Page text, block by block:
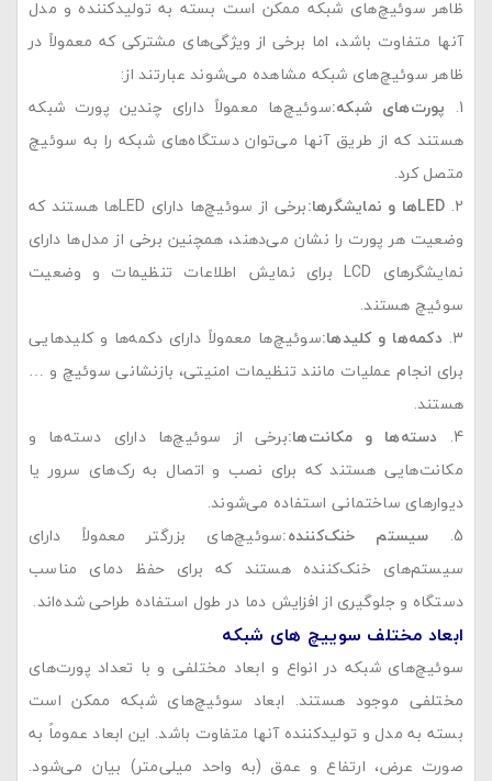
ظاهر سوئیچ‌های شبکه ممکن است بسته به تولیدکننده و مدل
آنها متفاوت باشد، اما برخی از ویژگی‌های مشترکی که معمولاً در
ظاهر سوئیچ‌های شبکه مشاهده می‌شوند عبارتند از:
پورت‌های شبکه:سوئیچ‌ها معمولاً دارای چندین پورت شبکه
هستند که از طریق آنها می‌توان دستگاه‌های شبکه را به سوئیچ
متصل کرد.
LED‌ها و نمایشگرها:
برخی از سوئیچ‌ها دارای LED‌ها هستند که
وضعیت هر پورت را نشان می‌دهند، همچنین برخی از مدل‌ها دارای
نمایشگرهای LCD برای نمایش اطلاعات تنظیمات و وضعیت
سوئیچ هستند.
دکمه‌ها و کلیدها:سوئیچ‌ها معمولاً دارای دکمه‌ها و کلیدهایی
برای انجام عملیات مانند تنظیمات امنیتی، بازنشانی سوئیچ و …
هستند.
دسته‌ها و مکانت‌ها:برخی از سوئیچ‌ها دارای دسته‌ها و
مکانت‌هایی هستند که برای نصب و اتصال به رک‌های سرور یا
دیوارهای ساختمانی استفاده می‌شوند.
سیستم خنک‌کننده:سوئیچ‌های بزرگتر معمولاً دارای
سیستم‌های خنک‌کننده هستند که برای حفظ دمای مناسب
دستگاه و جلوگیری از افزایش دما در طول استفاده طراحی شده‌اند.
ابعاد مختلف سوییچ های شبکه
سوئیچ‌های شبکه در انواع و ابعاد مختلفی و با تعداد پورت‌های
مختلفی موجود هستند. ابعاد سوئیچ‌های شبکه ممکن است
بسته به مدل و تولیدکننده آنها متفاوت باشد. این ابعاد عموماً به
صورت عرض، ارتفاع و عمق (به واحد میلی‌متر) بیان می‌شود.